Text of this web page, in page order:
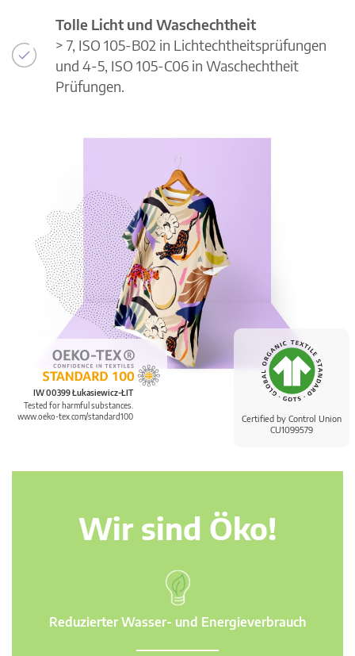
Certified by Control Union
CU1099579
IW 00399 Łukasiewicz-ŁIT
Tested for harmful substances.
www.oeko-tex.com/standard100
Tolle Licht und Waschechtheit
> 7, ISO 105-B02 in Lichtechtheitsprüfungen
und 4-5, ISO 105-C06 in Waschechtheit
Prüfungen.
Wir sind Öko!
Reduzierter Wasser- und Energieverbrauch